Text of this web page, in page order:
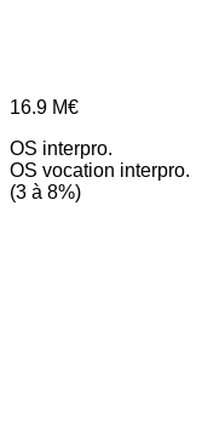
16.9 M€
OS interpro.
OS vocation interpro.
(3 à 8%)